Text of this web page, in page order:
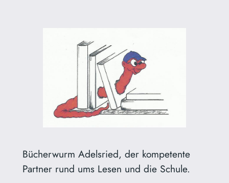
Bücherwurm Adelsried, der kompetente
Partner rund ums Lesen und die Schule.